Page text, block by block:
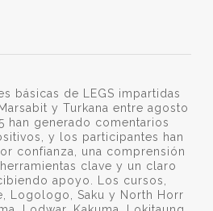
básicas de LEGS impartidas
y Turkana entre agosto
han generado comentarios
y los participantes han
confianza, una comprensión
clave y un claro
apoyo. Los cursos,
Logologo, Saku y North Horr